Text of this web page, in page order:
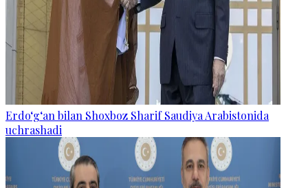
Erdo‘g‘an bilan Shoxboz Sharif Saudiya Arabistonida
uchrashadi